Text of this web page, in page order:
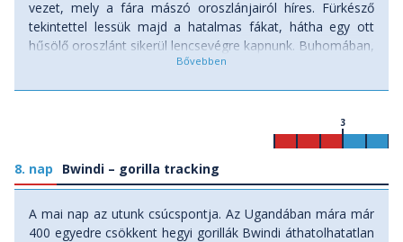
vezet, mely a fára mászó oroszlánjairól híres. Fürkésző
tekintettel lessük majd a hatalmas fákat, hátha egy ott
hűsölő oroszlánt sikerül lencsevégre kapnunk. Buhomában,
szállunk meg, mely falu gyönyörű helyen helyezkedik el, az
8. nap Bwindi – gorilla tracking
3
A mai nap az utunk csúcspontja. Az Ugandában mára már
400 egyedre csökkent hegyi gorillák Bwindi áthatolhatatlan